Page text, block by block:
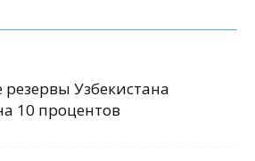
Узбекистана
10 процентов